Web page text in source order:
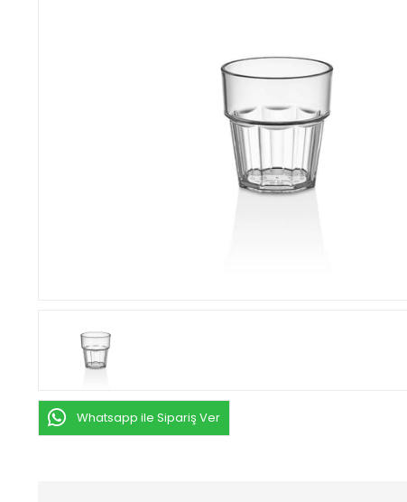
Whatsapp ile Sipariş Ver